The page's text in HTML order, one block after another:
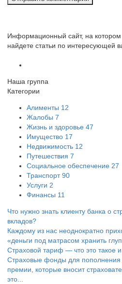
Информационный сайт, на
найдете статьи по интересующей
Наша группа
Категории
Алименты 12
Жалобы 7
Жизнь и здоровье 47
Имущество 17
Недвижимость 12
Путешествия 7
Социальное обеспечение 27
Транспорт90
Услуги 2
Финансы 11
Что нужно знать клиенту банка о
вкладов?
Каждому из нас неоднократно
«деньги под матрасом хранить
Страховой тариф — что это такое и
Страховые фонды для пополнения
премии, которые вносит
это...